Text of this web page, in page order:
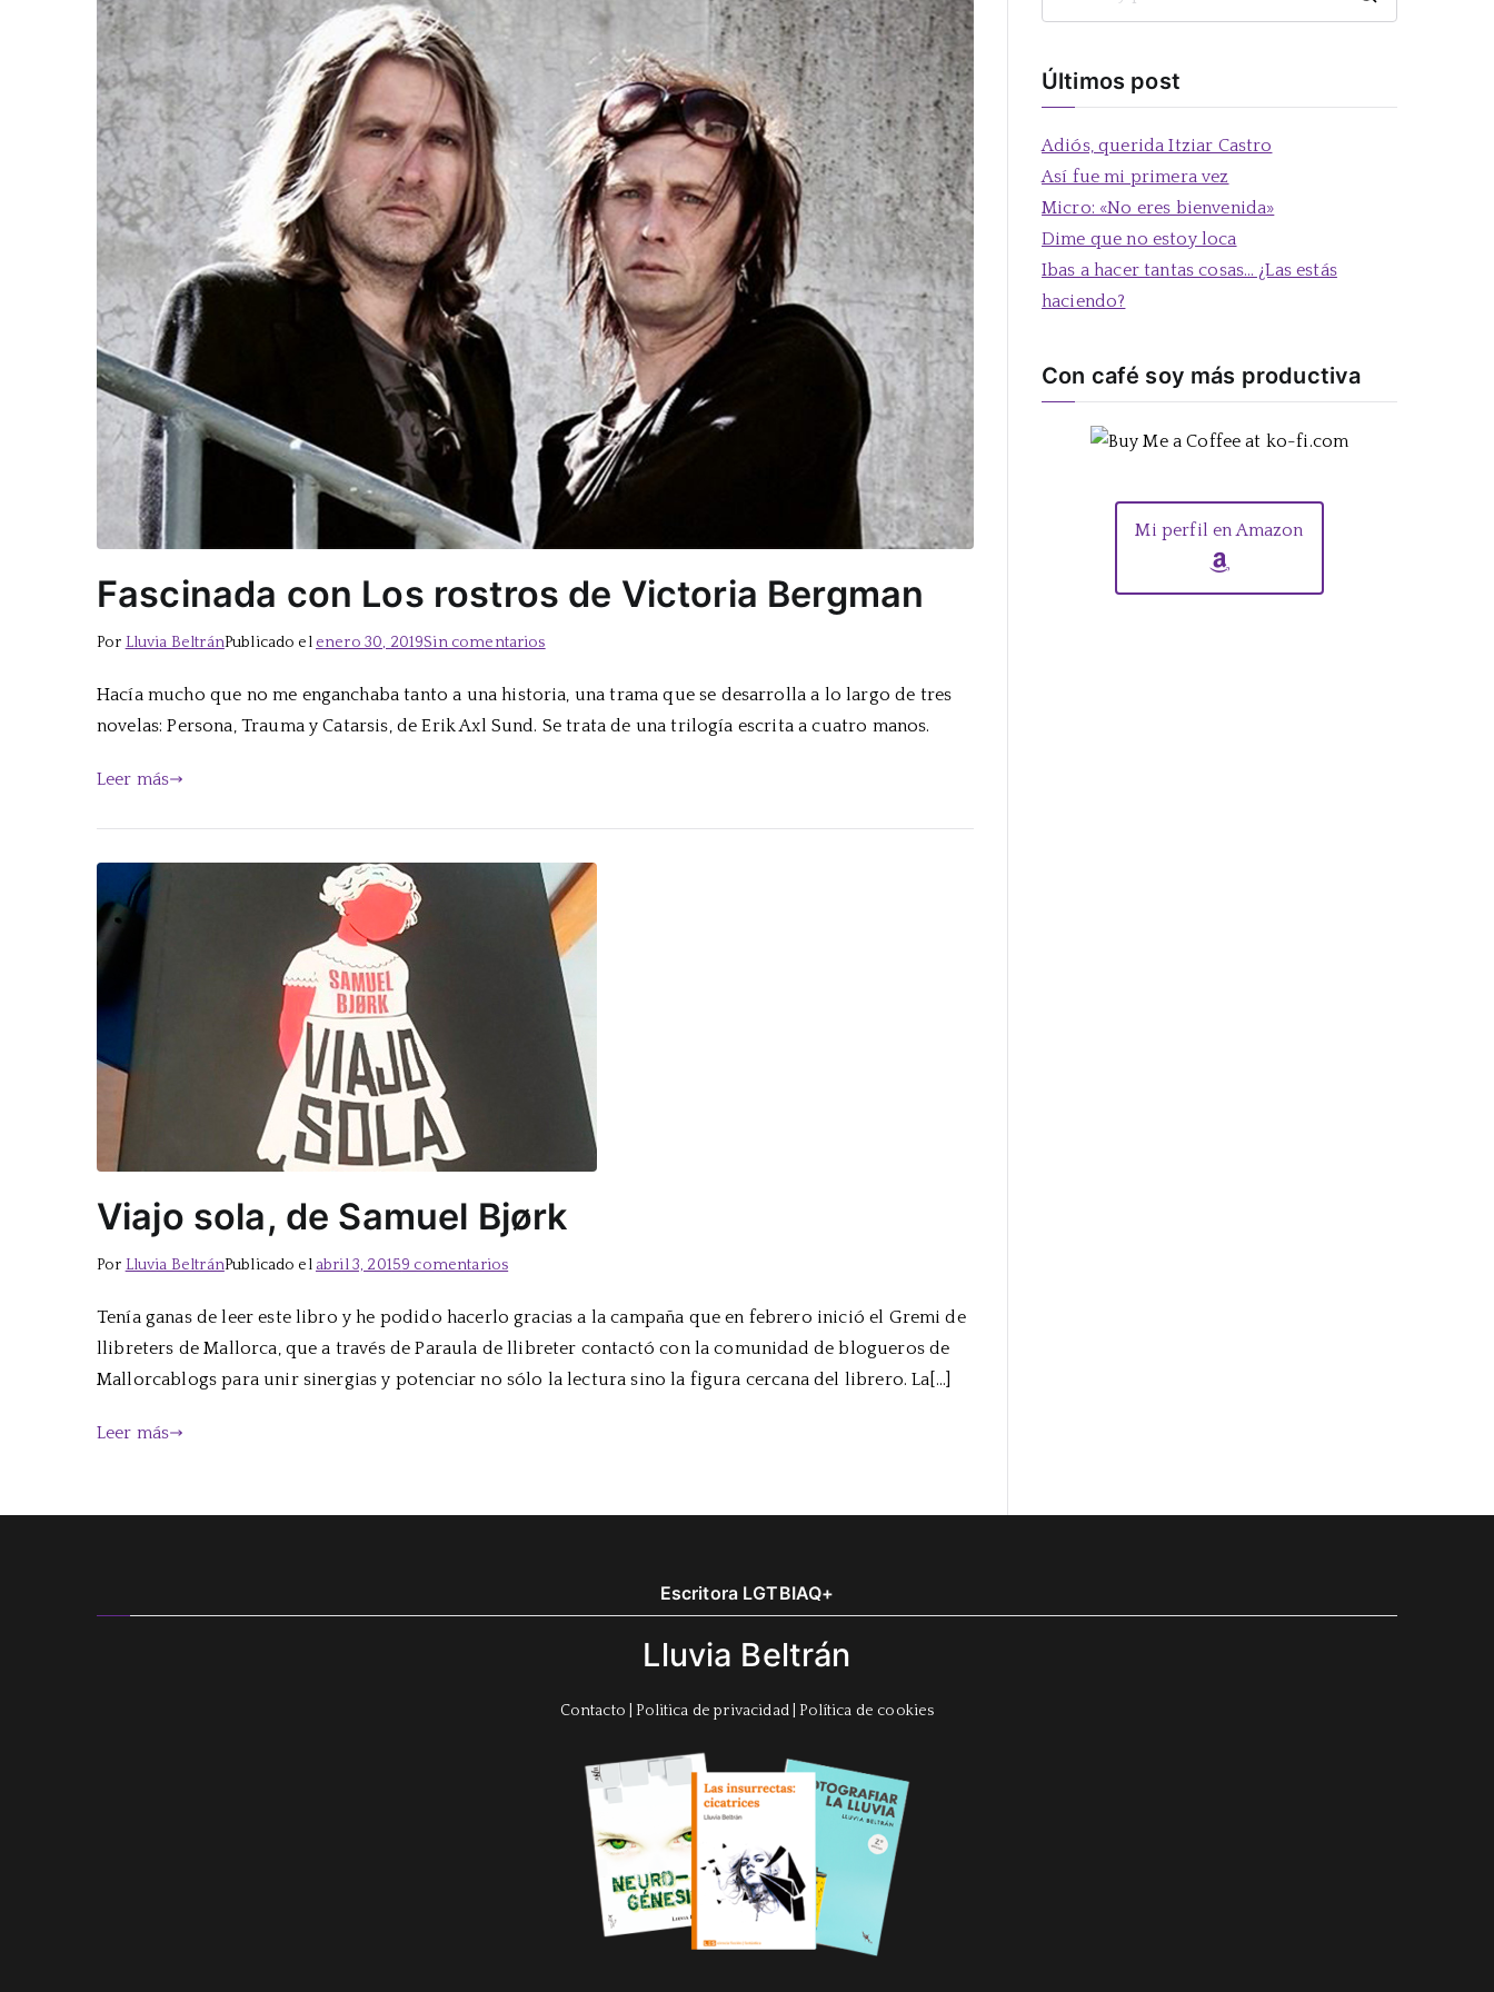
Fascinada con Los rostros de Victoria Bergman
Por Lluvia BeltránPublicado el enero 30, 2019Sin comentariosen
con
Los
Hacía mucho que no me enganchaba tanto a una historia, una trama que se desarrolla a lo largo de tres
novelas: Persona, Trauma y Catarsis, de Erik Axl Sund. Se trata de una trilogía escrita a cuatro manos.
Leer más
Viajo sola, de Samuel Bjørk
Por Lluvia BeltránPublicado el abril 3, 20159 comentariosen
sola,
de
Samuel
Tenía ganas de leer este libro y he podido hacerlo gracias a la campaña que en febrero inició el Gremi de
llibreters de Mallorca, que a través de Paraula de llibreter contactó con la comunidad de blogueros de
Mallorcablogs para unir sinergias y potenciar no sólo la lectura sino la figura cercana del librero. La[…]
Leer más
Últimos post
Adiós, querida Itziar Castro
Así fue mi primera vez
Micro: «No eres bienvenida»
Dime que no estoy loca
Ibas a hacer tantas cosas… ¿Las estás
haciendo?
Con café soy más productiva
Mi perfil en Amazon
Escritora LGTBIAQ+
Lluvia Beltrán
Contacto Politica de privacidad| Política de cookies